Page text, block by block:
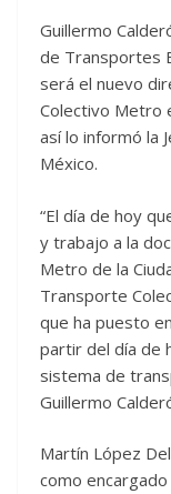
Guillermo
de Transportes
será el nuevo
Colectivo Metro
así lo informó la
México.
“El día de hoy
y trabajo a la
Metro de la
Transporte
que ha puesto
partir del día de
sistema de
Guillermo
Martín López
como